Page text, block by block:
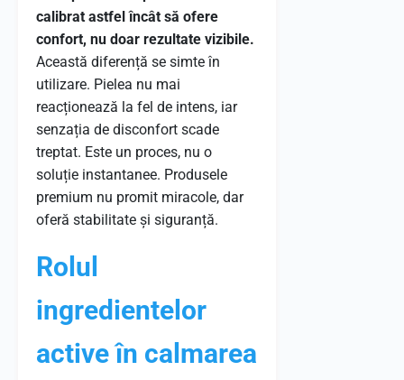
calibrat astfel încât să ofere
confort, nu doar rezultate vizibile.
Această diferență se simte în
utilizare. Pielea nu mai
reacționează la fel de intens, iar
senzația de disconfort scade
treptat. Este un proces, nu o
soluție instantanee. Produsele
premium nu promit miracole, dar
oferă stabilitate și siguranță.
Rolul
ingredientelor
active în calmarea